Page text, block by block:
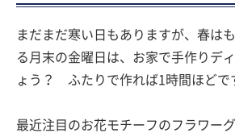
まだまだ寒い日もありますが、春は
る月末の金曜日は、お家で手作りデ
ょう？ ふたりで作れば1時間ほどで
最近注目のお花モチーフのフラワー